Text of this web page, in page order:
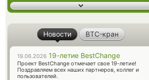
Новости BTC-кран
19.06.2026 19-летие BestChange
Проект BestChange отмечает свое 19-летие!
Поздравляем всех наших партнеров, коллег и
пользователей.